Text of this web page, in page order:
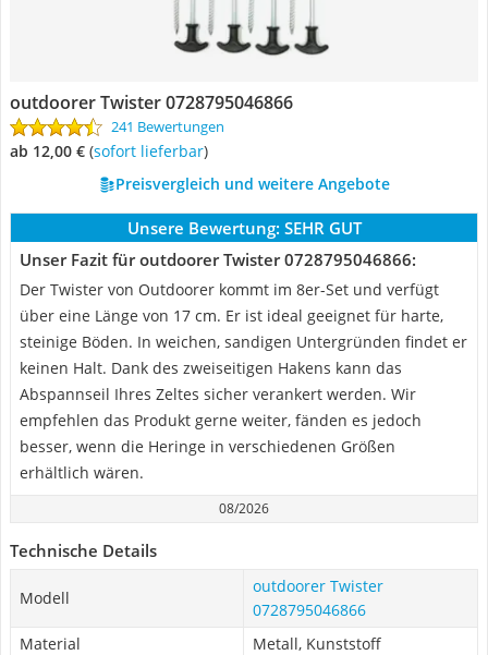
outdoorer Twister 0728795046866
241 Bewertungen
ab 12,00 € ( Sofort lieferbar)
Preisvergleich und weitere Angebote
Unsere Bewertung: SEHR GUT
Unser Fazit für outdoorer Twister 0728795046866:
Der Twister von Outdoorer kommt im 8er-Set und verfügt
über eine Länge von 17 cm. Er ist ideal geeignet für harte,
steinige Böden. In weichen, sandigen Untergründen findet er
keinen Halt. Dank des zweiseitigen Hakens kann das
Abspannseil Ihres Zeltes sicher verankert werden. Wir
empfehlen das Produkt gerne weiter, fänden es jedoch
besser, wenn die Heringe in verschiedenen Größen
erhältlich wären.
08/2026
Technische Details
Modell
outdoorer Twister
0728795046866
Material
Metall, Kunststoff